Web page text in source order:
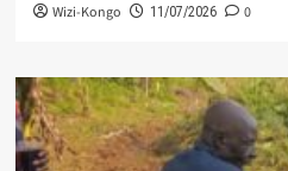
Wizi-Kongo 11/07/2026 0